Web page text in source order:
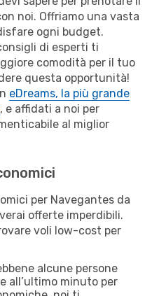
noi. Offriamo una vasta
ogni budget.
di esperti ti
comodità per il tuo
questa opportunità!
eDreams, la più grande
, e affidati a noi per
al miglior
per Navegantes da
offerte imperdibili.
voli low-cost per
alcune persone
all’ultimo minuto per